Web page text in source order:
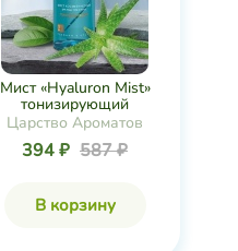
Мист «Hyaluron Mist»
тонизирующий
Царство Ароматов
394 ₽ 587 ₽
В корзину